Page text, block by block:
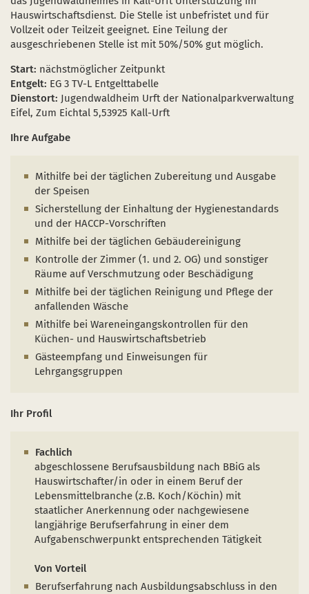
Naturentwicklung
Absterbende Fichten machen Platz für heimische
Der Wolf kehrt zurück
Kinder, Jugendliche und Familien
Schulen und Kitas
Barrierefrei unterwegs
Sternenpark
Erlebnisregion Nationalpark Eifel
Nationalpark-Kitas
Bücher und Karten
Kurzfilme
Afrikanische Schweinepest
FAQ
neuen Fenster)
in einem neuen Fenster)
sich in einem neuen Fenster)
Hauswirtschaftsdienst. Die Stelle ist unbefristet und für
Vollzeit oder Teilzeit geeignet. Eine Teilung der
ausgeschriebenen Stelle ist mit 50%/50% gut möglich.
Start: nächstmöglicher Zeitpunkt
Entgelt: EG 3 TV-L Entgelttabelle
Dienstort: Jugendwaldheim Urft der Nationalparkverwaltung
Eifel, Zum Eichtal 5,53925 Kall-Urft
Ihre Aufgabe
Mithilfe bei der täglichen Zubereitung und Ausgabe
der Speisen
Sicherstellung der Einhaltung der Hygienestandards
und der HACCP-Vorschriften
Mithilfe bei der täglichen Gebäudereinigung
Kontrolle der Zimmer (1. und 2. OG) und sonstiger
Räume auf Verschmutzung oder Beschädigung
Mithilfe bei der täglichen Reinigung und Pflege der
anfallenden Wäsche
Mithilfe bei Wareneingangskontrollen für den
Küchen- und Hauswirtschaftsbetrieb
Gästeempfang und Einweisungen für
Lehrgangsgruppen
Ihr Profil
Fachlich
abgeschlossene Berufsausbildung nach BBiG als
Hauswirtschafter/in oder in einem Beruf der
Lebensmittelbranche (z.B. Koch/Köchin) mit
staatlicher Anerkennung oder nachgewiesene
langjährige Berufserfahrung in einer dem
Aufgabenschwerpunkt entsprechenden Tätigkeit
Von Vorteil
Berufserfahrung nach Ausbildungsabschluss in den